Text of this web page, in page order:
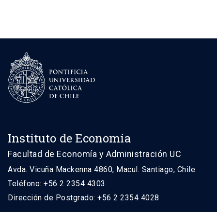
Instituto de Economía
Facultad de Economía y Administración UC
Avda. Vicuña Mackenna 4860, Macul. Santiago, Chile
Teléfono: +56 2 2354 4303
Dirección de Postgrado: +56 2 2354 4028